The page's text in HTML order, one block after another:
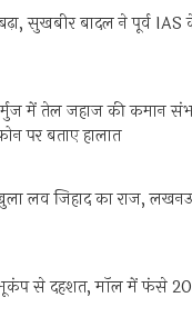
सुखबीर बादल ने पूर्व
में तेल जहाज की कमान
पर बताए हालात
लव जिहाद का राज,
भूकंप से दहशत, मॉल में फंसे 20